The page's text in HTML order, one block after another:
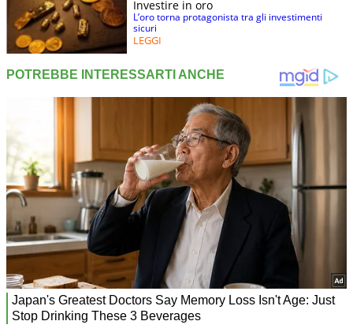
Investire in oro
L’oro torna protagonista tra gli investimenti
sicuri
LEGGI